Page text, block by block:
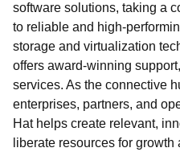
software solutions, taking a
to reliable and high-
storage and virtualization
offers award-winning
services. As the connective
enterprises, partners, and
Hat helps create relevant,
liberate resources for